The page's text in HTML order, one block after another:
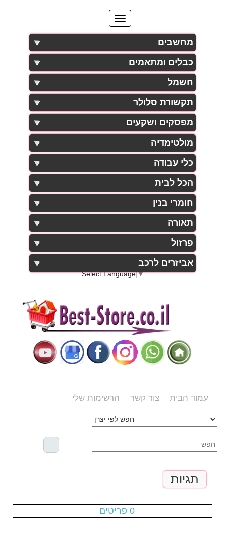
מחשבים
כבלים ומתאמים
חשמל
תקשורת סלולר
מפסקים ושקעים
מולטימדיה
כלי עבודה
הכל לבית
חומרי בנין
תאורה
פרזול
אביזרים לרכב
Select Language▼
הרשימות שלי עמוד הבית צור קשר
תגיות
0 פריטים